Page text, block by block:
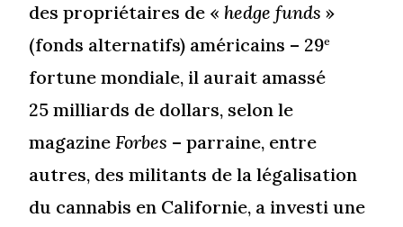
des propriétaires de «hedge funds»
(fonds alternatifs) américains – 29e
fortune mondiale, il aurait amassé
25 milliards de dollars, selon le
magazineForbes – parraine, entre
autres, des militants de la légalisation
du cannabis en Californie, a investi une